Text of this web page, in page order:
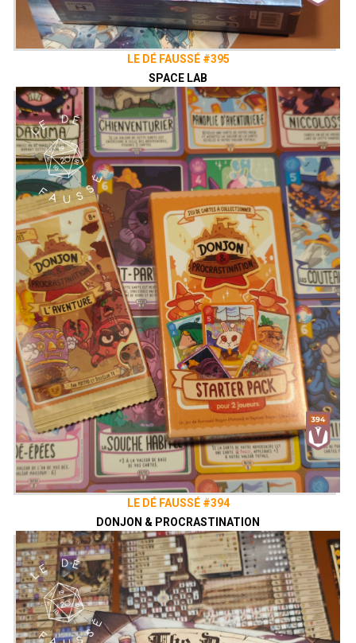
LE DÉ FAUSSÉ #395
SPACE LAB
LE DÉ FAUSSÉ #394
DONJON & PROCRASTINATION